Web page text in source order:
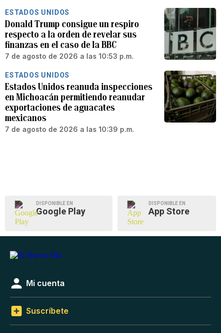
ESTADOS UNIDOS
Donald Trump consigue un respiro
respecto a la orden de revelar sus
finanzas en el caso de la BBC
7 de agosto de 2026 a las 10:53 p.m.
ESTADOS UNIDOS
Estados Unidos reanuda inspecciones
en Michoacán permitiendo reanudar
exportaciones de aguacates
mexicanos
7 de agosto de 2026 a las 10:39 p.m.
DISPONIBLE EN
Google Play
DISPONIBLE EN
App Store
Mi cuenta
Suscríbete